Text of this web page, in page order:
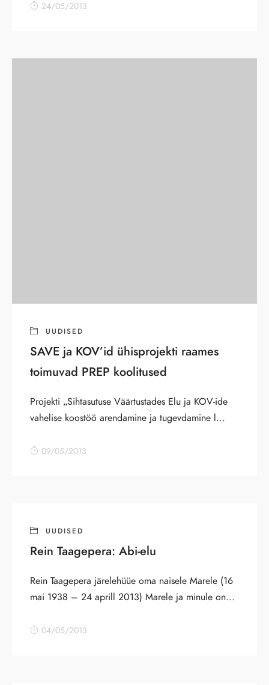
24/05/2013
UUDISED
SAVE ja KOV’id ühisprojekti raames
toimuvad PREP koolitused
Projekti „Sihtasutuse Väärtustades Elu ja KOV-ide
vahelise koostöö arendamine ja tugevdamine l...
09/05/2013
UUDISED
Rein Taagepera: Abi-elu
Rein Taagepera järelehüüe oma naisele Marele (16
mai 1938 – 24 aprill 2013) Marele ja minule on...
04/05/2013